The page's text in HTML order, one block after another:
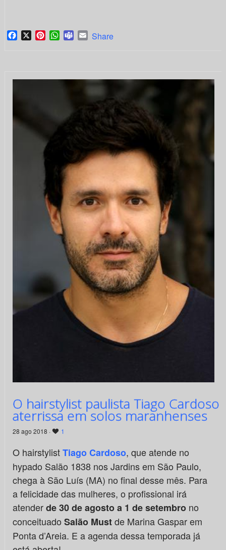
Facebook
X PinterestWhatsApp
TeamsEmail
Share
O hairstylist paulista Tiago Cardoso
aterrissa em solos maranhenses
28 ago 2018 · 1
O hairstylistTiago Cardoso, que atende no
hypado Salão 1838 nos Jardins em São Paulo,
chega à São Luís (MA) no final desse mês. Para
a felicidade das mulheres, o profissional irá
atenderde 30 de agosto a 1 de setembrono
conceituado Salão Mustde Marina Gaspar em
Ponta d’Areia. E a agenda dessa temporada já